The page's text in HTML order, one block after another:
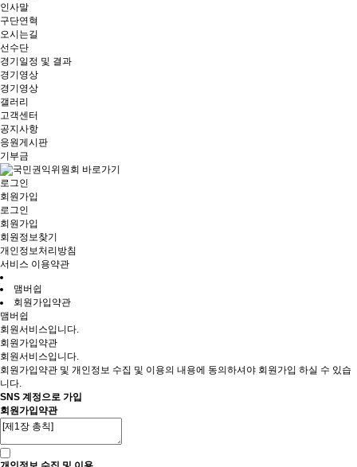
인사말
구단연혁
오시는길
선수단
경기일정 및 결과
경기영상
경기영상
갤러리
고객센터
공지사항
응원게시판
기부금
로그인
회원가입
로그인
회원가입
회원정보찾기
개인정보처리방침
서비스 이용약관
맴버쉽
회원가입약관
맴버쉽
회원서비스입니다.
회원가입약관
회원서비스입니다.
회원가입약관 및 개인정보 수집 및 이용의 내용에 동의하셔야 회원가입 하실 수 있습
니다.
SNS 계정으로 가입
회원가입약관